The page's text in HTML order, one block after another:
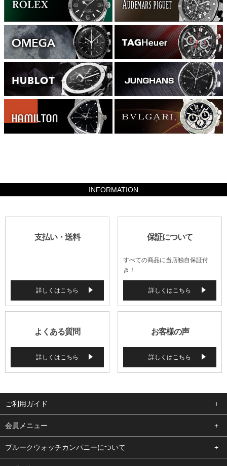
INFORMATION
支払い・送料
詳しくはこちら
保証について
すべての商品に当店独自保証付
き！
詳しくはこちら
よくある質問
詳しくはこちら
お客様の声
詳しくはこちら
ご利用ガイド
よくある質問
支払い・送料
会員メニュー
ログイン
ブルークウォッチカンパニーについて